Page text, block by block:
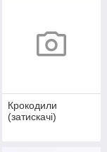
Крокодили
(затискачі)